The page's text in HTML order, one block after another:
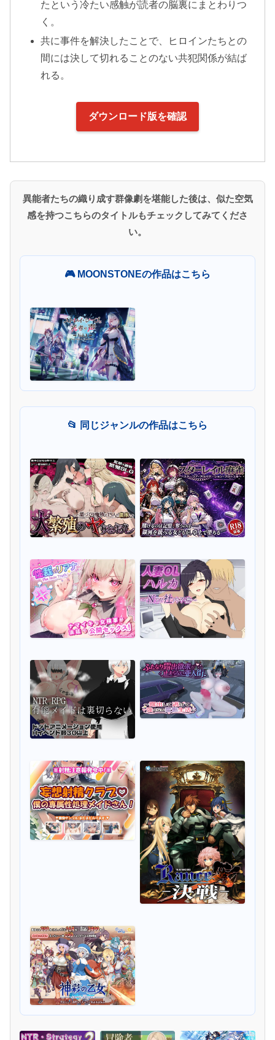
たという冷たい感触が読者の脳裏にまとわりつ
く。
共に事件を解決したことで、ヒロインたちとの
間には決して切れることのない共犯関係が結ば
れる。
ダウンロード版を確認
異能者たちの織り成す群像劇を堪能した後は、似た空気
感を持つこちらのタイトルもチェックしてみてくださ
い。
🎮 MOONSTONEの作品はこちら
📂 同じジャンルの作品はこちら